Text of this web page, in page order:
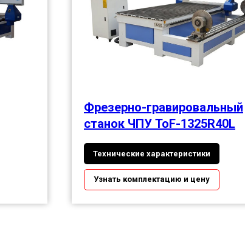
Фрезерно-гравировальный
станок ЧПУ ToF-1325R40L
Технические характеристики
Узнать комплектацию и цену